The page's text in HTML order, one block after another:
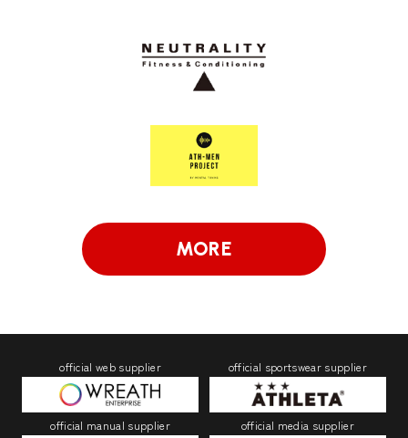
MORE
official web supplier official sportswear supplier
official manual supplier official media supplier